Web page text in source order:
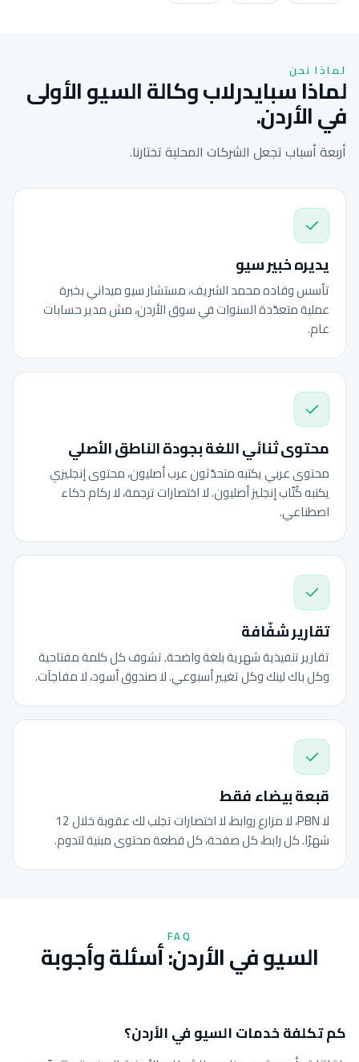
لماذا نحن
لماذا سبايدرلاب وكالة السيو الأولى
في الأردن.
أربعة أسباب تجعل الشركات المحلية تختارنا.
يديره خبير سيو
تأسس وقاده محمد الشريف، مستشار سيو ميداني بخبرة
عملية متعدّدة السنوات في سوق الأردن، مش مدير حسابات
عام.
محتوى ثنائي اللغة بجودة الناطق الأصلي
محتوى عربي يكتبه متحدّثون عرب أصليون، محتوى إنجليزي
يكتبه كُتّاب إنجليز أصليون. لا اختصارات ترجمة، لا ركام ذكاء
اصطناعي.
تقارير شفّافة
تقارير تنفيذية شهرية بلغة واضحة. تشوف كل كلمة مفتاحية
وكل باك لينك وكل تغيير أسبوعي. لا صندوق أسود، لا مفاجآت.
قبعة بيضاء فقط
لا PBN، لا مزارع روابط، لا اختصارات تجلب لك عقوبة خلال 12
شهرًا. كل رابط، كل صفحة، كل قطعة محتوى مبنية لتدوم.
FAQ
السيو في الأردن: أسئلة وأجوبة
كم تكلفة خدمات السيو في الأردن؟